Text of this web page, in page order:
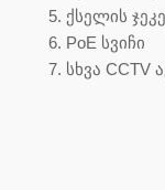
ქსელის
PoE სვიჩი
სხვა CCTV